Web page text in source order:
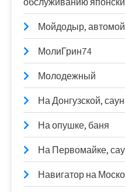
Мойдодыр,
МолиГрин74
Молодежный
На Донгузской,
На опушке, баня
На Первомайке,
Навигатор на